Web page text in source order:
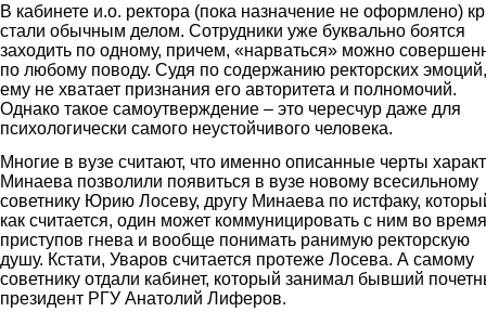
В кабинете и.о. ректора (пока назначение не оформлено)
стали обычным делом. Сотрудники уже буквально боятся
заходить по одному, причем, «нарваться» можно
по любому поводу. Судя по содержанию ректорских эмоций,
ему не хватает признания его авторитета и полномочий.
Однако такое самоутверждение – это чересчур даже для
психологически самого неустойчивого человека.
Многие в вузе считают, что именно описанные черты
Минаева позволили появиться в вузе новому всесильному
советнику Юрию Лосеву, другу Минаева по истфаку,
как считается, один может коммуницировать с ним во время
приступов гнева и вообще понимать ранимую ректорскую
душу. Кстати, Уваров считается протеже Лосева. А самому
советнику отдали кабинет, который занимал бывший
президент РГУ Анатолий Лиферов.